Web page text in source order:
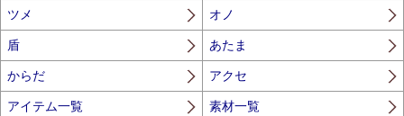
ツメ オノ
盾 あたま
からだ アクセ
アイテム一覧 素材一覧